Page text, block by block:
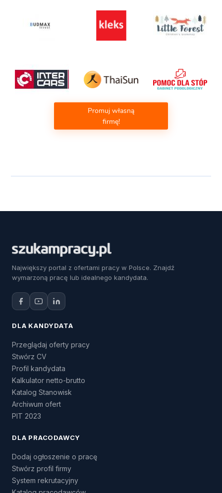
Promuj własną
firmę!
Największy portal z ofertami pracy w Polsce. Znajdź
wymarzoną pracę lub idealnego kandydata.
DLA KANDYDATA
Przeglądaj oferty pracy
Stwórz CV
Profil kandydata
Kalkulator netto-brutto
Katalog Stanowisk
Archiwum ofert
PIT 2023
DLA PRACODAWCY
Dodaj ogłoszenie o pracę
Stwórz profil firmy
System rekrutacyjny